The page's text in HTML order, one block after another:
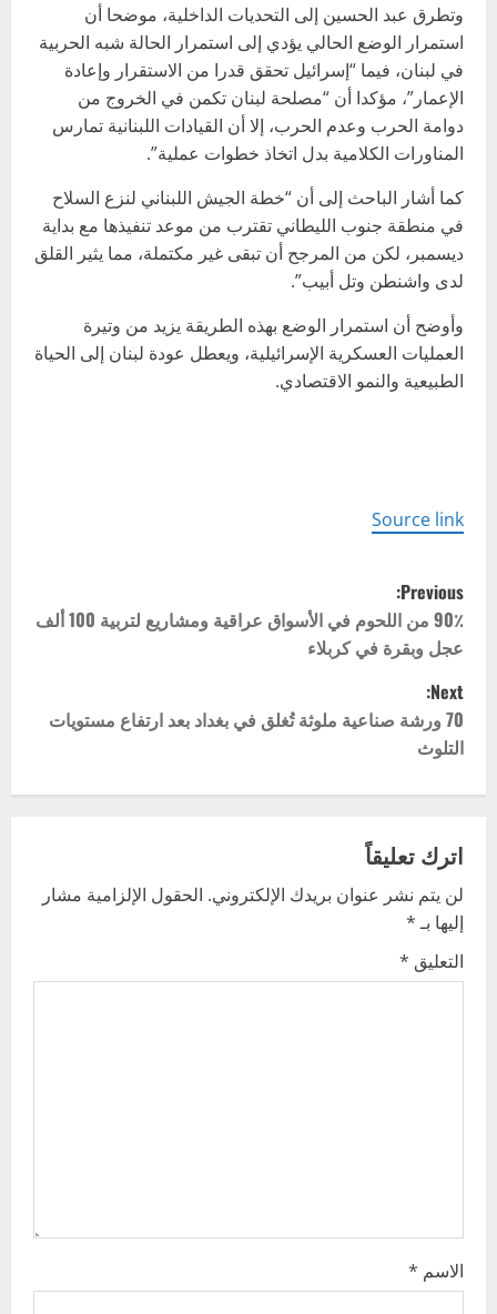
وتطرق عبد الحسين إلى التحديات الداخلية، موضحا أن
استمرار الوضع الحالي يؤدي إلى استمرار الحالة شبه الحربية
في لبنان، فيما “إسرائيل تحقق قدرا من الاستقرار وإعادة
الإعمار”، مؤكدا أن “مصلحة لبنان تكمن في الخروج من
دوامة الحرب وعدم الحرب، إلا أن القيادات اللبنانية تمارس
المناورات الكلامية بدل اتخاذ خطوات عملية”.
كما أشار الباحث إلى أن “خطة الجيش اللبناني لنزع السلاح
في منطقة جنوب الليطاني تقترب من موعد تنفيذها مع بداية
ديسمبر، لكن من المرجح أن تبقى غير مكتملة، مما يثير القلق
لدى واشنطن وتل أبيب”.
وأوضح أن استمرار الوضع بهذه الطريقة يزيد من وتيرة
العمليات العسكرية الإسرائيلية، ويعطل عودة لبنان إلى الحياة
الطبيعية والنمو الاقتصادي.
Source link
P
o
s
t
n
v
i
g
Previous:
90٪ من اللحوم في الأسواق عراقية ومشاريع لتربية 100 ألف
عجل وبقرة في كربلاء
Next:
70 ورشة صناعية ملوثة تُغلق في بغداد بعد ارتفاع مستويات
التلوث
اترك تعليقاً
لن يتم نشر عنوان بريدك الإلكتروني. الحقول الإلزامية مشار
إليها بـ*
التعليق *
الاسم *